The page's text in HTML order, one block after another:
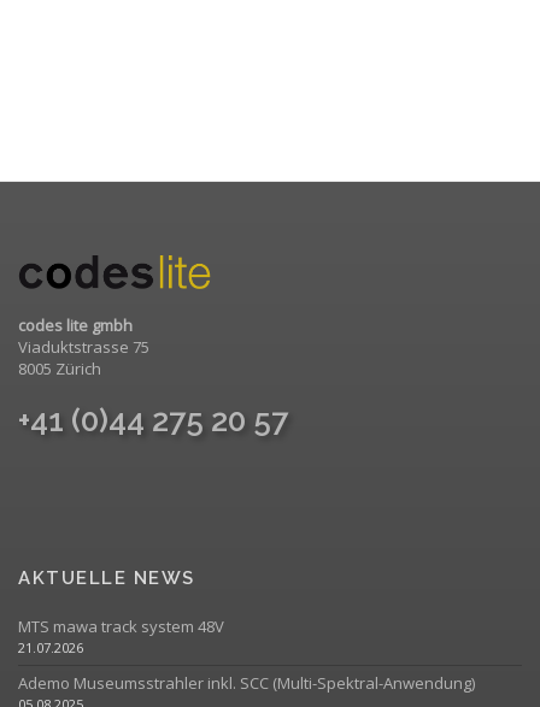
codes lite gmbh
Viaduktstrasse 75
8005 Zürich
+41 (0)44 275 20 57
AKTUELLE NEWS
MTS mawa track system 48V
21.07.2026
Ademo Museumsstrahler inkl. SCC (Multi-Spektral-Anwendung)